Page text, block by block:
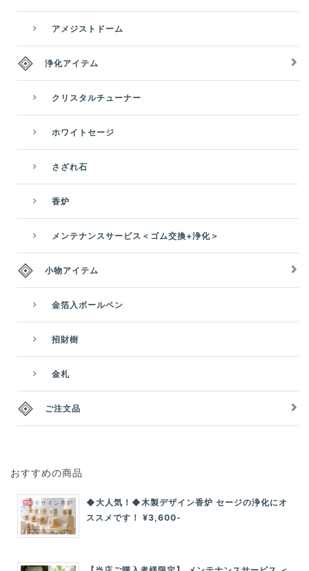
アメジストドーム
浄化アイテム
クリスタルチューナー
ホワイトセージ
さざれ石
香炉
メンテナンスサービス＜ゴム交換+浄化＞
小物アイテム
金箔入ボールペン
招財樹
金札
ご注文品
おすすめの商品
◆大人気！◆木製デザイン香炉 セージの浄化にオ
ススメです！ ¥3,600-